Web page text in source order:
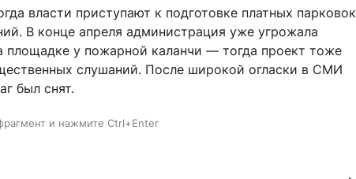
власти приступают к подготовке платных парковок
В конце апреля администрация уже угрожала
площадке у пожарной каланчи — тогда проект тоже
слушаний. После широкой огласки в СМИ
был снят.
и нажмите Ctrl+Enter